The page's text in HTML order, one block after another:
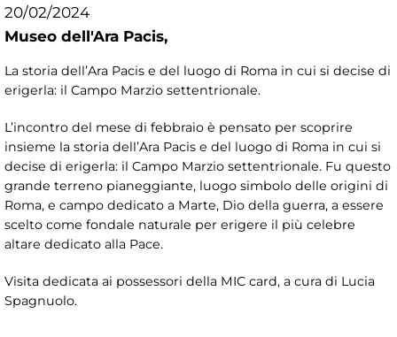
20/02/2024
Museo dell'Ara Pacis,
La storia dell’Ara Pacis e del luogo di Roma in cui si decise di
erigerla: il Campo Marzio settentrionale.
L’incontro del mese di febbraio è pensato per scoprire
insieme la storia dell’Ara Pacis e del luogo di Roma in cui si
decise di erigerla: il Campo Marzio settentrionale. Fu questo
grande terreno pianeggiante, luogo simbolo delle origini di
Roma, e campo dedicato a Marte, Dio della guerra, a essere
scelto come fondale naturale per erigere il più celebre
altare dedicato alla Pace.
Visita dedicata ai possessori della MIC card, a cura di Lucia
Spagnuolo.